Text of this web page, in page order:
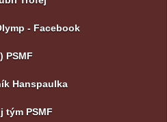
- Facebook
PSMF
Hanspaulka
tým PSMF